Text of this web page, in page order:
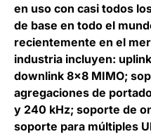
en uso con casi todos
de base en todo el
recientemente en el
industria incluyen:
downlink 8×8 MIMO;
agregaciones de
y 240 kHz; soporte de
soporte para múltiples